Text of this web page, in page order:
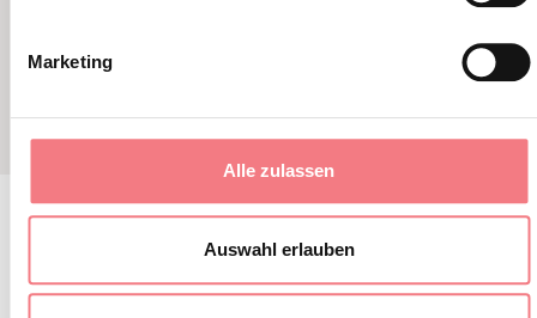
Marketing
Alle zulassen
Auswahl erlauben
BLEIBEN SIE IN